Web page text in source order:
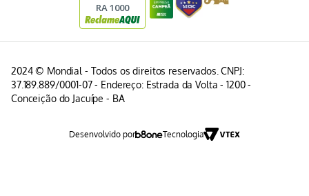
2024 © Mondial - Todos os direitos reservados. CNPJ:
37.189.889/0001-07 - Endereço: Estrada da Volta - 1200 -
Conceição do Jacuípe - BA
Desenvolvido por Tecnologia